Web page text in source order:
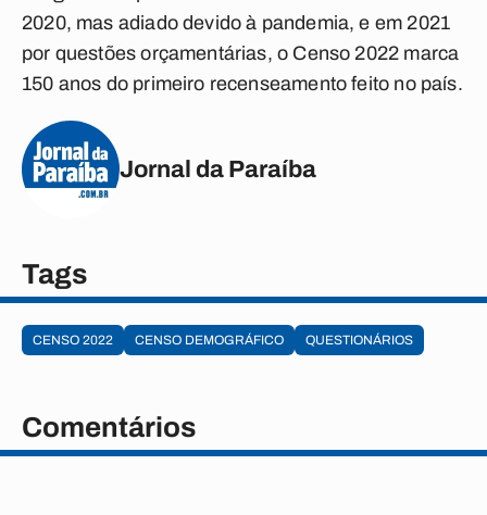
2020, mas adiado devido à pandemia, e em 2021
por questões orçamentárias, o Censo 2022 marca
150 anos do primeiro recenseamento feito no país.
Jornal da Paraíba
Tags
CENSO 2022 CENSO DEMOGRÁFICO QUESTIONÁRIOS
Comentários